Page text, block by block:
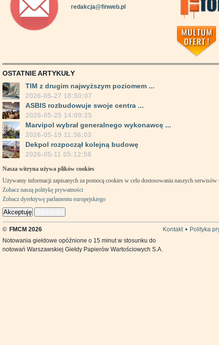
redakcja@finweb.pl
OSTATNIE ARTYKUŁY
TIM z drugim najwyższym poziomem ...
2026-05-27 18:50:07
ASBIS rozbudowuje swoje centra ...
2026-05-25 14:09:25
Marvipol wybrał generalnego wykonawcę ...
2026-05-19 11:36:03
Dekpol rozpoczął kolejną budowę
2026-05-11 05:12:58
Nasza witryna używa plików cookies
Używamy informacji zapisanych za pomocą cookies w celu dostosowania naszych
Zobacz naszą politykę prywatności
Zobacz dyrektywę parlamentu europejskiego
Akceptuję
© FMCM 2026 Kontakt • Polityka
Notowania giełdowe opóźnione o 15 minut w stosunku do
notowań Warszawskiej Giełdy Papierów Wartościowych S.A.